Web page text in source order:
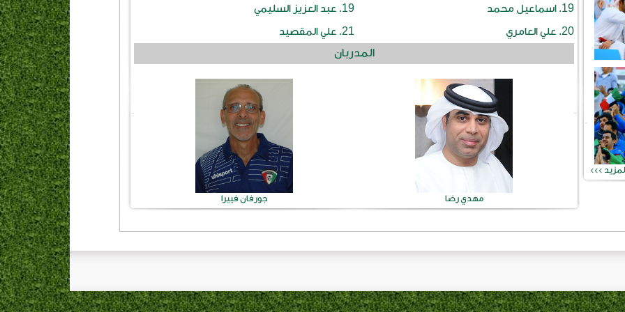
>>>
19. عبد العزيز السليمي
21. علي المقصيد
19. اسماعيل محمد
20. علي العامري
المدربان
مهدي رضا جورفان فييرا